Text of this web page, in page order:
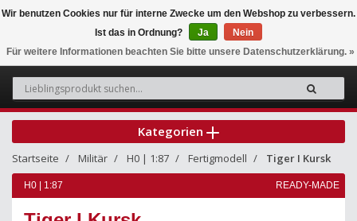
0
Kategorien
Startseite Militär H0 | 1:87 Fertigmodell Tiger I Kursk
H0 | 1:87 READY-MADE
Wir benutzen Cookies nur für interne Zwecke um den Webshop zu verbessern.
Ist das in Ordnung?
Ja
Nein
Für weitere Informationen beachten Sie bitte unsere Datenschutzerklärung. »